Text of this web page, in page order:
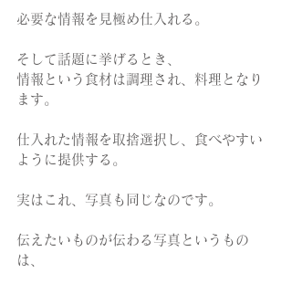
必要な情報を見極め仕入れる。
そして話題に挙げるとき、
情報という食材は調理され、料理となり
ます。
仕入れた情報を取捨選択し、食べやすい
ように提供する。
実はこれ、写真も同じなのです。
伝えたいものが伝わる写真というもの
は、